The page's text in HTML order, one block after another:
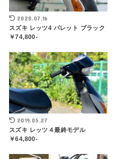
2020.07.16
スズキ レッツ4 パレット ブラック
￥74,800-
2019.05.27
スズキ レッツ４最終モデル
￥64,800-